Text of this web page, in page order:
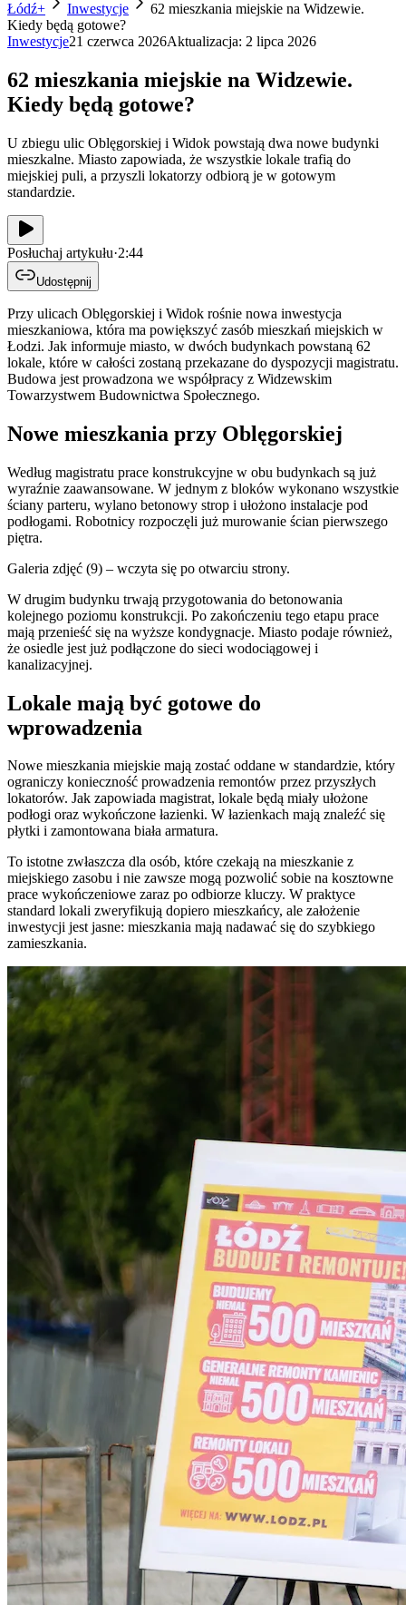
Łódź+ Inwestycje
62 mieszkania miejskie na Widzewie.
Kiedy będą gotowe?
Inwestycje21 czerwca 2026Aktualizacja: 2 lipca 2026
62 mieszkania miejskie na Widzewie.
Kiedy będą gotowe?
U zbiegu ulic Oblęgorskiej i Widok powstają dwa nowe budynki
mieszkalne. Miasto zapowiada, że wszystkie lokale trafią do
miejskiej puli, a przyszli lokatorzy odbiorą je w gotowym
standardzie.
Posłuchaj artykułu·2:44
Udostępnij
Przy ulicach Oblęgorskiej i Widok rośnie nowa inwestycja
mieszkaniowa, która ma powiększyć zasób mieszkań miejskich w
Łodzi. Jak informuje miasto, w dwóch budynkach powstaną 62
lokale, które w całości zostaną przekazane do dyspozycji magistratu.
Budowa jest prowadzona we współpracy z Widzewskim
Towarzystwem Budownictwa Społecznego.
Nowe mieszkania przy Oblęgorskiej
Według magistratu prace konstrukcyjne w obu budynkach są już
wyraźnie zaawansowane. W jednym z bloków wykonano wszystkie
ściany parteru, wylano betonowy strop i ułożono instalacje pod
podłogami. Robotnicy rozpoczęli już murowanie ścian pierwszego
piętra.
Galeria zdjęć (9) – wczyta się po otwarciu strony.
W drugim budynku trwają przygotowania do betonowania
kolejnego poziomu konstrukcji. Po zakończeniu tego etapu prace
mają przenieść się na wyższe kondygnacje. Miasto podaje również,
że osiedle jest już podłączone do sieci wodociągowej i
kanalizacyjnej.
Lokale mają być gotowe do
wprowadzenia
Nowe mieszkania miejskie mają zostać oddane w standardzie, który
ograniczy konieczność prowadzenia remontów przez przyszłych
lokatorów. Jak zapowiada magistrat, lokale będą miały ułożone
podłogi oraz wykończone łazienki. W łazienkach mają znaleźć się
płytki i zamontowana biała armatura.
To istotne zwłaszcza dla osób, które czekają na mieszkanie z
miejskiego zasobu i nie zawsze mogą pozwolić sobie na kosztowne
prace wykończeniowe zaraz po odbiorze kluczy. W praktyce
standard lokali zweryfikują dopiero mieszkańcy, ale założenie
inwestycji jest jasne: mieszkania mają nadawać się do szybkiego
zamieszkania.